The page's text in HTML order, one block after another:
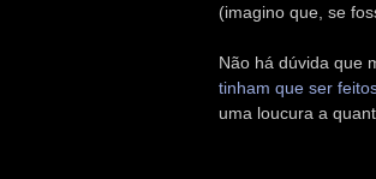
(imagino que, se
Não há dúvida que
tinham que ser
uma loucura a